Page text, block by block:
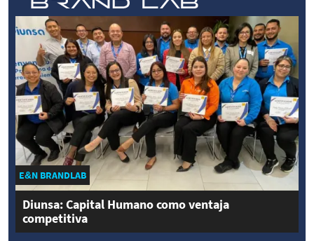
E&N BRANDLAB
Diunsa: Capital Humano como ventaja
competitiva